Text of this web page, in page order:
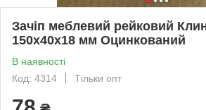
Зачіп меблевий рейковий
150х40х18 мм Оцинкований
В наявності
Код: 4314
Тільки опт